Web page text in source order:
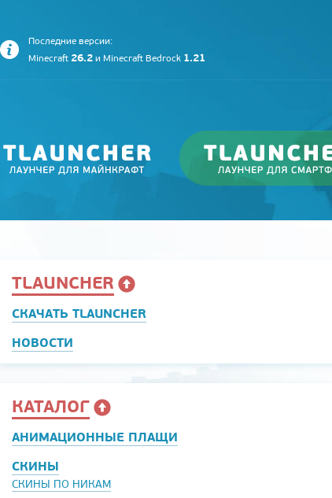
Последние версии:
Minecraft 26.2 и Minecraft Bedrock 1.21
TLAUNCHER
СКАЧАТЬ TLAUNCHER
НОВОСТИ
КАТАЛОГ
АНИМАЦИОННЫЕ ПЛАЩИ
СКИНЫ
СКИНЫ ПО НИКАМ